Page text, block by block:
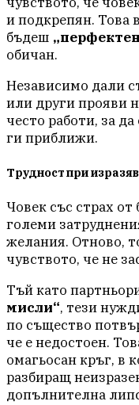
и подкрепян. Това
бъдеш
обичан.
Независимо дали
или други прояви
често работи, за
ги приближи.
Трудност при
Човек със страх
големи
желания. Отново,
чувството, че не
Тъй като
мисли“, тези
по същество
че е недостоен.
омагьосан кръг, в
разбиращ
допълнителна